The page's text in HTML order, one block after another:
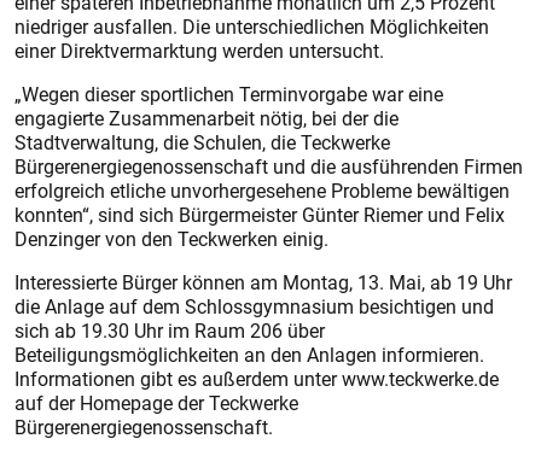
niedriger ausfallen. Die unterschiedlichen Möglichkeiten
einer Direktvermarktung werden untersucht.
„Wegen dieser sportlichen Terminvorgabe war eine
engagierte Zusammenarbeit nötig, bei der die
Stadtverwaltung, die Schulen, die Teckwerke
Bürgerenergiegenossenschaft und die ausführenden Firmen
erfolgreich etliche unvorhergesehene Probleme bewältigen
konnten“, sind sich Bürgermeister Günter Riemer und Felix
Denzinger von den Teckwerken einig.
Interessierte Bürger können am Montag, 13. Mai, ab 19 Uhr
die Anlage auf dem Schlossgymnasium besichtigen und
sich ab 19.30 Uhr im Raum 206 über
Beteiligungsmöglichkeiten an den Anlagen informieren.
Informationen gibt es außerdem unter www.teckwerke.de
auf der Homepage der Teckwerke
Bürgerenergiegenossenschaft.